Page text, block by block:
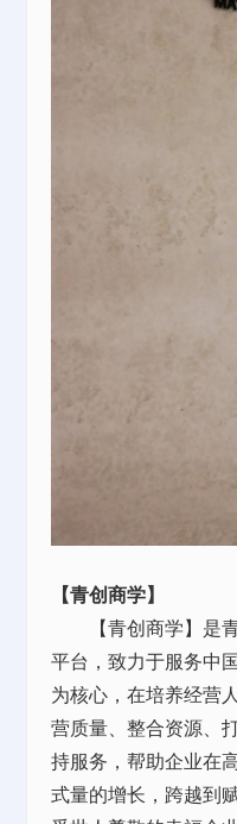
【青创商学】
【青创商学】是青
平台，致力于服务中
为核心，在培养经营
营质量、整合资源、
持服务，帮助企业在
式量的增长，跨越到